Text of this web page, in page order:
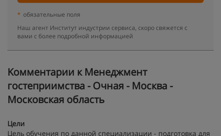
* обязательные поля
Наш агент Институт индустрии сервиса, скоро свяжется с
вами с более подробной информацией
Kомментарии к Менеджмент
гостеприимства - Очная - Москва -
Московская область
Цели
Цель обучения по данной специализации - подготовка для